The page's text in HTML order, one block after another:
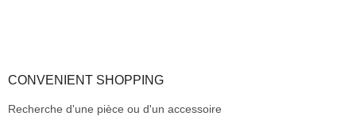
CONVENIENT SHOPPING
Recherche d'une pièce ou d'un accessoire